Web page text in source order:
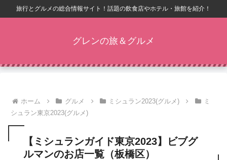
旅行とグルメの総合情報サイト！話題の飲食店やホテル・旅館を紹介！
グレンの旅＆グルメ
ホーム グルメ ミシュラン2023(グルメ)
ミ
シュラン東京2023(グルメ)
【ミシュランガイド東京2023】ビブグ
ルマンのお店一覧（板橋区）